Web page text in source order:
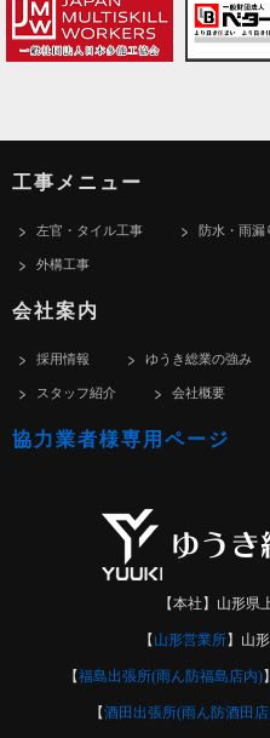
工事メニュー
左官・タイル工事 防水・雨漏
外構工事
会社案内
採用情報 ゆうき総業の強み
スタッフ紹介 会社概要
協力業者様専用ページ
【本社】山形県
【 山形営業所】山
【福島出張所(雨ん防福島店内)
【酒田出張所(雨ん防酒田